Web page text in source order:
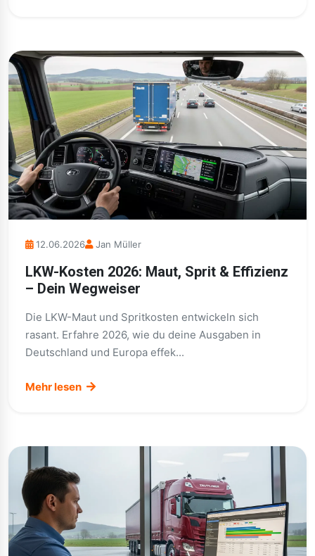
12.06.2026 Jan Müller
LKW-Kosten 2026: Maut, Sprit & Effizienz
– Dein Wegweiser
Die LKW-Maut und Spritkosten entwickeln sich
rasant. Erfahre 2026, wie du deine Ausgaben in
Deutschland und Europa effek...
Mehr lesen